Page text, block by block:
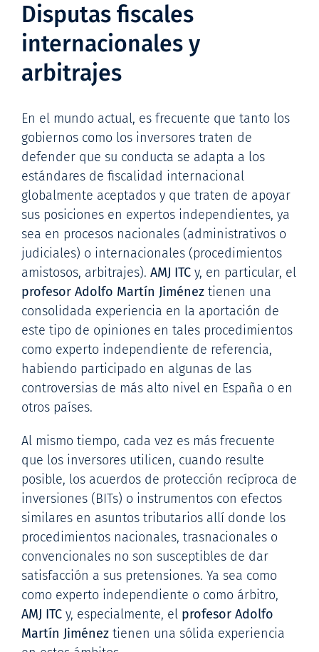
Disputas fiscales
internacionales y
arbitrajes
En el mundo actual, es frecuente que tanto los
gobiernos como los inversores traten de
defender que su conducta se adapta a los
estándares de fiscalidad internacional
globalmente aceptados y que traten de apoyar
sus posiciones en expertos independientes, ya
sea en procesos nacionales (administrativos o
judiciales) o internacionales (procedimientos
amistosos, arbitrajes). AMJ ITCy, en particular, el
profesor Adolfo Martín Jiméneztienen una
consolidada experiencia en la aportación de
este tipo de opiniones en tales procedimientos
como experto independiente de referencia,
habiendo participado en algunas de las
controversias de más alto nivel en España o en
otros países.
Al mismo tiempo, cada vez es más frecuente
que los inversores utilicen, cuando resulte
posible, los acuerdos de protección recíproca de
inversiones (BITs) o instrumentos con efectos
similares en asuntos tributarios allí donde los
procedimientos nacionales, trasnacionales o
convencionales no son susceptibles de dar
satisfacción a sus pretensiones. Ya sea como
como experto independiente o como árbitro,
AMJ ITCy, especialmente, el profesor Adolfo
Martín Jiméneztienen una sólida experiencia